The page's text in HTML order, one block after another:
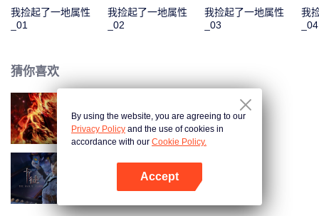
我捡起了一地属性
_01
我捡起了一地属性
_02
我捡起了一地属性
_03
我
_04
猜你喜欢
大猿魂
By using the website, you are agreeing to our
Privacy Policy and the use of cookies in
accordance with our Cookie Policy.
Accept